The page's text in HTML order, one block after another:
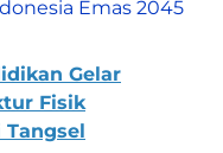
Emas 2045
Gelar
Fisik